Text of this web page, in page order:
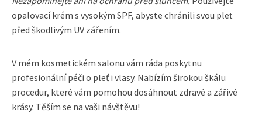
opalovací krém s vysokým SPF, abyste chránili svou pleť
před škodlivým UV zářením.
V mém kosmetickém salonu vám ráda poskytnu
profesionální péči o pleť i vlasy. Nabízím širokou škálu
procedur, které vám pomohou dosáhnout zdravé a zářivé
krásy. Těším se na vaši návštěvu!